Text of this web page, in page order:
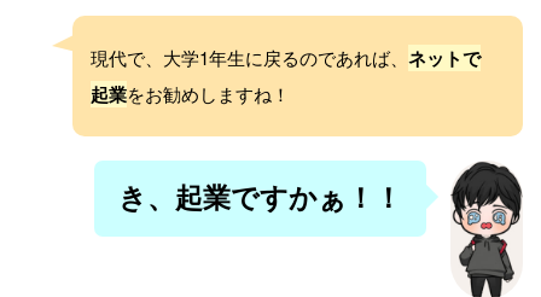
現代で、大学1年生に戻るのであれば、 ネットで
起業をお勧めしますね！
き、起業ですかぁ！！